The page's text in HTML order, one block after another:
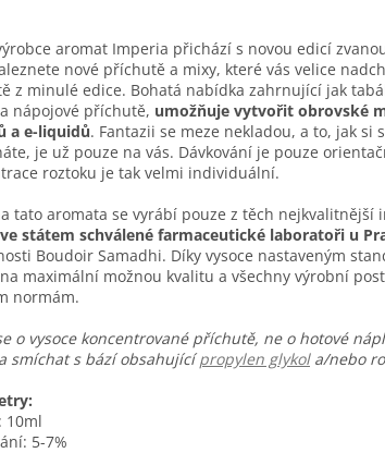
aromat Imperia přichází s novou edicí
nové příchutě a mixy, které vás velice
z minulé edice. Bohatá nabídka zahrnující jak
nápojové příchutě, umožňuje vytvořit obrovské
a e-liquidů. Fantazii se meze nekladou, a to, jak si
je už pouze na vás. Dávkování je pouze
roztoku je tak velmi individuální.
tato aromata se vyrábí pouze z těch nejkvalitnější
ve státem schválené farmaceutické laboratoři u
Boudoir Samadhi. Díky vysoce nastaveným
maximální možnou kvalitu a všechny výrobní
normám.
o vysoce koncentrované příchutě, ne o hotové
smíchat s bází obsahujícípropylen glykola/nebo
10ml
5-7%